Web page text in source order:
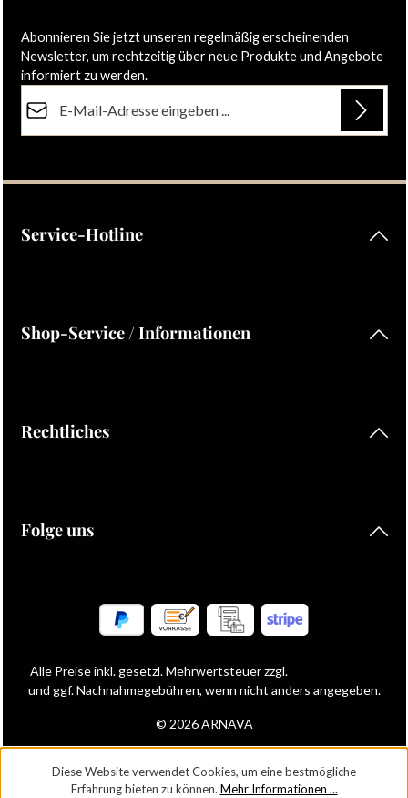
Abonnieren Sie jetzt unseren regelmäßig erscheinenden
Newsletter, um rechtzeitig über neue Produkte und Angebote
informiert zu werden.
Ich habe dieDatenschutzbestimmungenzur Kenntnis
Service-Hotline
Shop-Service / Informationen
Rechtliches
Folge uns
© 2026 ARNAVA
Alle Preise inkl. gesetzl. Mehrwertsteuer zzgl.
und ggf. Nachnahmegebühren, wenn nicht anders angegeben.
Diese Website verwendet Cookies, um eine bestmögliche
Erfahrung bieten zu können. Mehr Informationen ...